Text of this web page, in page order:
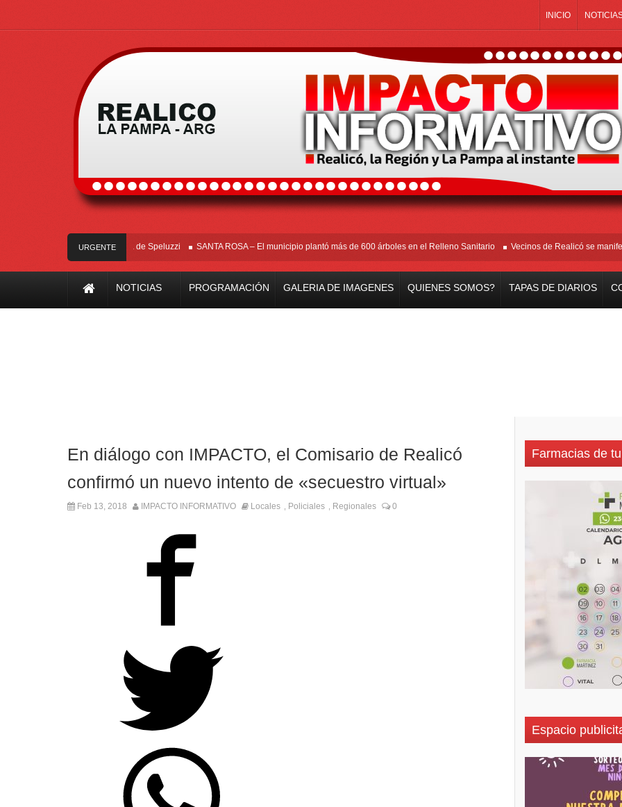
INICIO
URGENTE
muerto y tres heridos cerca de Speluzzi SANTA ROSA – El municipio plantó más de 600 árboles en el Relleno Sanitario Vecinos de Realicó se
NOTICIAS PROGRAMACIÓN GALERIA DE IMAGENES QUIENES SOMOS? TAPAS DE DIARIOS
En diálogo con IMPACTO, el Comisario de Realicó
confirmó un nuevo intento de «secuestro virtual»
Feb 13, 2018 IMPACTO INFORMATIVO Locales Policiales Regionales 0
Farmacias de
Espacio